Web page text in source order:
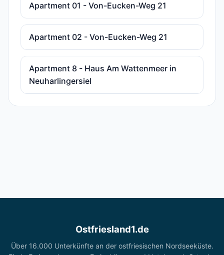
Apartment 01 - Von-Eucken-Weg 21
Apartment 02 - Von-Eucken-Weg 21
Apartment 8 - Haus Am Wattenmeer in
Neuharlingersiel
Ostfriesland1.de
Über 16.000 Unterkünfte an der ostfriesischen Nordseeküste.